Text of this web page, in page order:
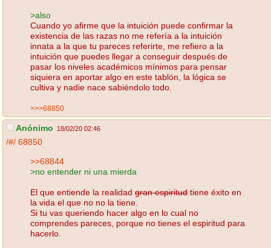
>also
Cuando yo afirme que la intuición puede confirmar la
existencia de las razas no me refería a la intuición
innata a la que tu pareces referirte, me refiero a la
intuición que puedes llegar a conseguir después de
pasar los niveles académicos mínimos para pensar
siquiera en aportar algo en este tablón, la lógica se
cultiva y nadie nace sabiéndolo todo.
>>>68850
Anónimo 18/02/20 02:46
/#/ 68850
>>68844
>no entender ni una mierda
El que entiende la realidad gran espiritud tiene éxito en
la vida el que no no la tiene.
Si tu vas queriendo hacer algo en lo cual no
comprendes pareces, porque no tienes el espiritud para
hacerlo.